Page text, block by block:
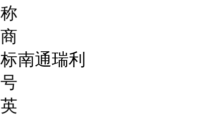
称
商
标
号
南通瑞利
英